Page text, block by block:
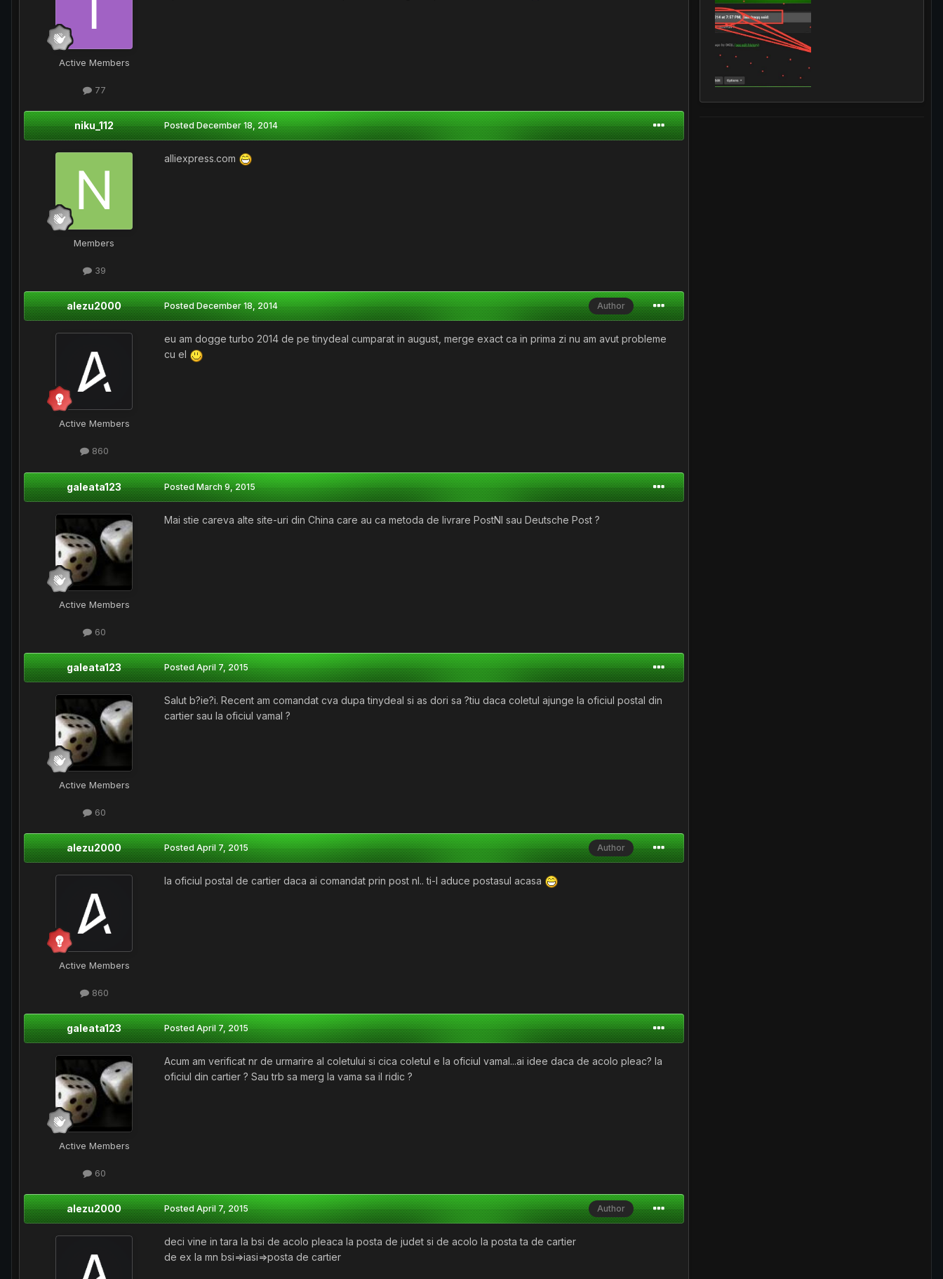
Active Members
77
niku_112
Members
39
PostedDecember 18, 2014
alliexpress.com
alezu2000
Active Members
860
Author
PostedDecember 18, 2014
eu am dogge turbo 2014 de pe tinydeal cumparat in august, merge exact ca in prima zi nu am avut probleme
cu el
galeata123
Active Members
60
PostedMarch 9, 2015
Mai stie careva alte site-uri din China care au ca metoda de livrare PostNl sau Deutsche Post ?
galeata123
Active Members
60
PostedApril 7, 2015
Salut b?ie?i. Recent am comandat cva dupa tinydeal si as dori sa ?tiu daca coletul ajunge la oficiul postal din
cartier sau la oficiul vamal ?
alezu2000
Active Members
860
Author
PostedApril 7, 2015
la oficiul postal de cartier daca ai comandat prin post nl.. ti-l aduce postasul acasa
galeata123
Active Members
60
PostedApril 7, 2015
Acum am verificat nr de urmarire al coletului si cica coletul e la oficiul vamal...ai idee daca de acolo pleac? la
oficiul din cartier ? Sau trb sa merg la vama sa il ridic ?
alezu2000 Author
PostedApril 7, 2015
deci vine in tara la bsi de acolo pleaca la posta de judet si de acolo la posta ta de cartier
de ex la mn bsi=>iasi=>posta de cartier